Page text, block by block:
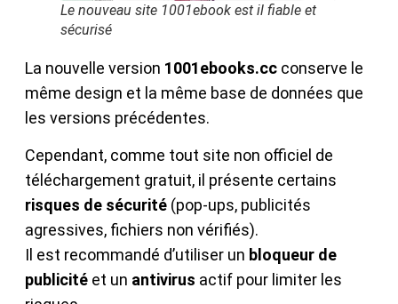
Le nouveau site 1001ebook est il fiable et
sécurisé
La nouvelle version 1001ebooks.cc conserve le
même design et la même base de données que
les versions précédentes.
Cependant, comme tout site non officiel de
téléchargement gratuit, il présente certains
risques de sécurité (pop-ups, publicités
agressives, fichiers non vérifiés).
Il est recommandé d’utiliser un bloqueur de
publicité et un antivirus actif pour limiter les